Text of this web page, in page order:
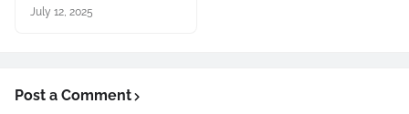
July 12, 2025
Post a Comment